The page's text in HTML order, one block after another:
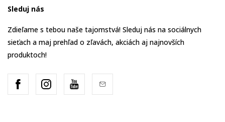
Sleduj nás
Zdieľame s tebou naše tajomstvá! Sleduj nás na sociálnych
sieťach a maj prehľad o zľavách, akciách aj najnovších
produktoch!